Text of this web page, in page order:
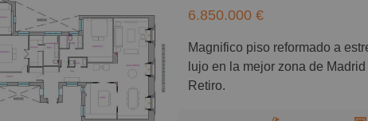
Baratos
Caros
6.850.000 €
Magnifico piso reformado a estrenar con calidades de
lujo en la mejor zona de
Retiro.